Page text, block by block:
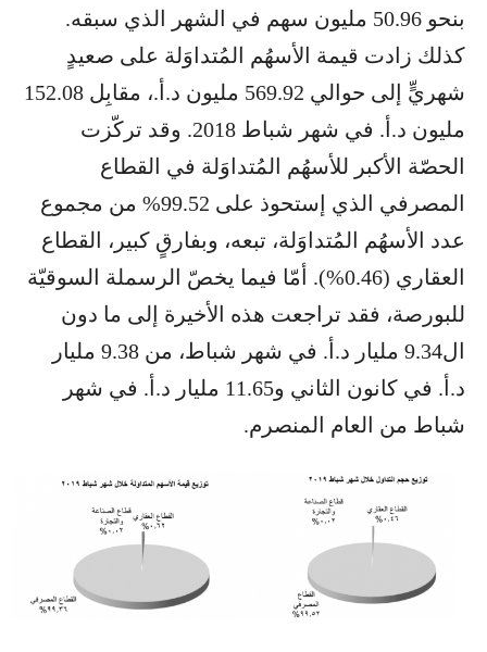
بنحو 50.96 مليون سهم في الشهر الذي سبقه.
كذلك زادت قيمة الأسهُم المُتداوَلة على صعيدٍ
شهريٍّ إلى حوالي 569.92 مليون د.أ.، مقابِل 152.08
مليون د.أ. في شهر شباط 2018. وقد تركّزت
الحصّة الأكبر للأسهُم المُتداوَلة في القطاع
المصرفي الذي إستحوذ على 99.52% من مجموع
عدد الأسهُم المُتداوَلة، تبعه، وبفارقٍ كبير، القطاع
العقاري (0.46%). أمّا فيما يخصّ الرسملة السوقيّة
للبورصة، فقد تراجعت هذه الأخيرة إلى ما دون
ال9.34 مليار د.أ. في شهر شباط، من 9.38 مليار
د.أ. في كانون الثاني و11.65 مليار د.أ. في شهر
شباط من العام المنصرم.